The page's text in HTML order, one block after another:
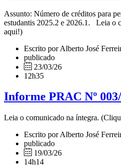
Assunto: Número de créditos para
estudantis 2025.2 e 2026.1. Leia o
aqui!)
Escrito por Alberto José
publicado
23/03/26
12h35
Informe PRAC Nº
Leia o comunicado na íntegra.
Escrito por Alberto José
publicado
19/03/26
14h14